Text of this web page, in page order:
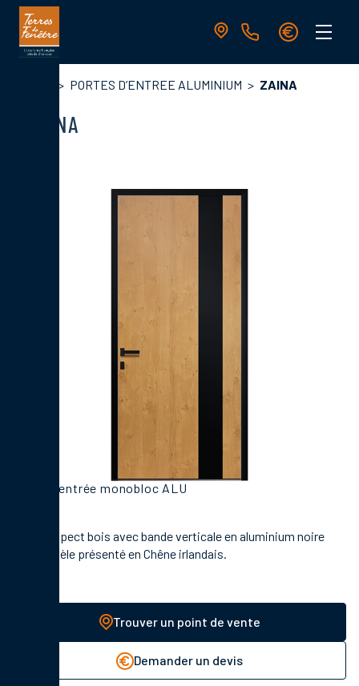
Aller
contenu
principale
PORTES D’ENTREE ALUMINIUM ZAINA
ZAINA
Porte d'entrée monobloc ALU
Décor aspect bois avec bande verticale en aluminium noire
mat.Modèle présenté en Chêne irlandais.
Trouver un point de vente
Demander un devis